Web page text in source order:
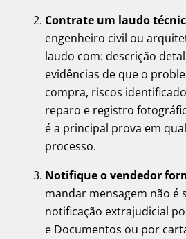
Contrate um laudo
engenheiro civil ou
laudo com: descrição
evidências de que o
compra, riscos
reparo e registro
é a principal prova em
processo.
Notifique o vendedor
mandar mensagem não é
notificação extrajudicial
e Documentos ou por